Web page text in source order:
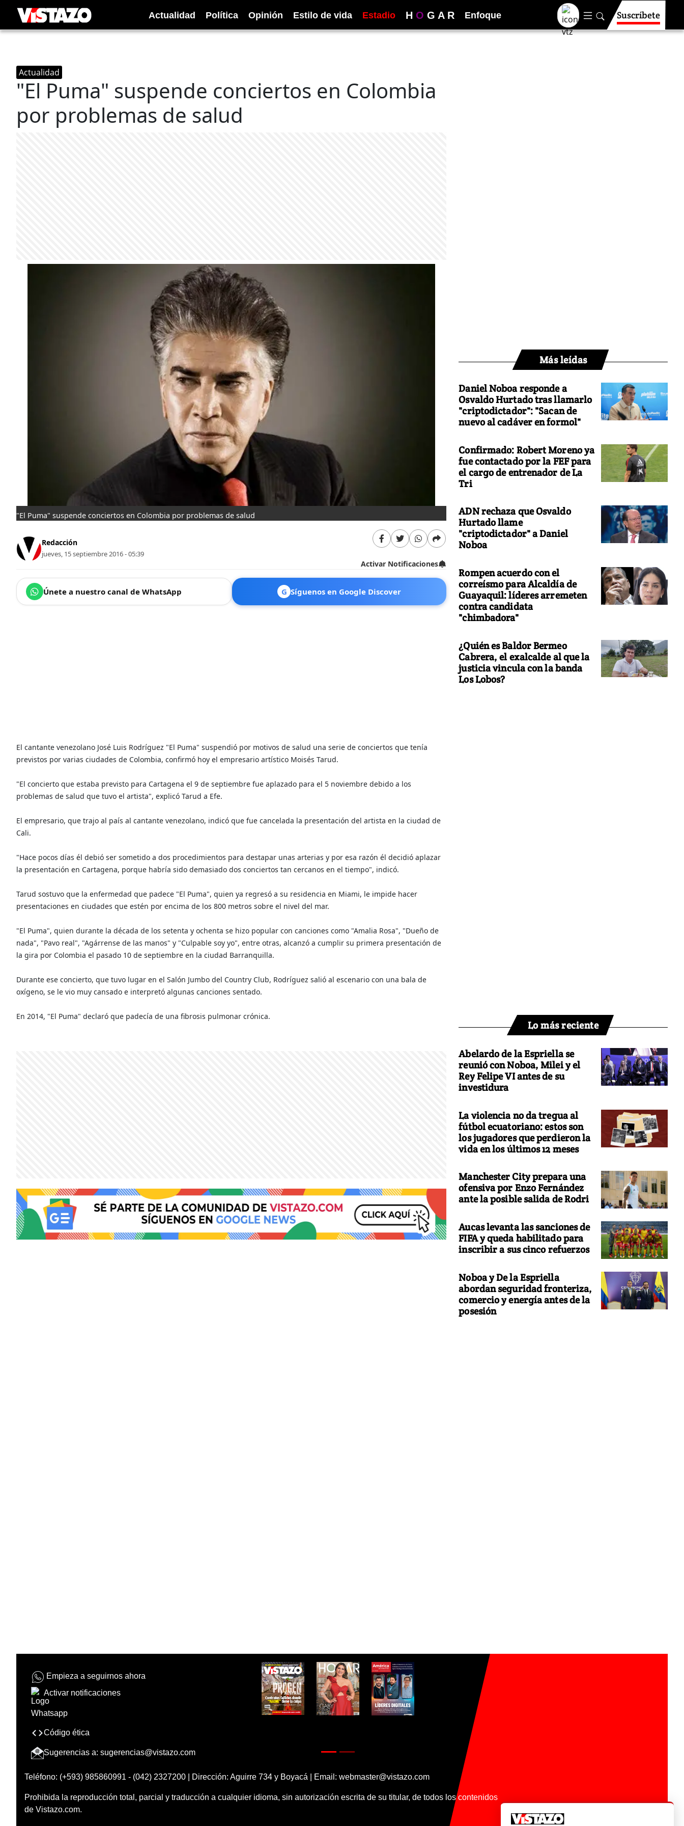
Actualidad Política Opinión Estilo de vida Estadio H O G A R Enfoque Suscríbete
Actualidad
"El Puma" suspende conciertos en Colombia
por problemas de salud
"El Puma" suspende conciertos en Colombia por problemas de salud
Redacción
jueves, 15 septiembre 2016 - 05:39
Activar Notificaciones
Únete a nuestro canal de WhatsApp G Síguenos en Google Discover
El cantante venezolano José Luis Rodríguez "El Puma" suspendió por motivos de salud una serie de conciertos que tenía
previstos por varias ciudades de Colombia, confirmó hoy el empresario artístico Moisés Tarud.
"El concierto que estaba previsto para Cartagena el 9 de septiembre fue aplazado para el 5 noviembre debido a los
problemas de salud que tuvo el artista", explicó Tarud a Efe.
El empresario, que trajo al país al cantante venezolano, indicó que fue cancelada la presentación del artista en la ciudad de
Cali.
"Hace pocos días él debió ser sometido a dos procedimientos para destapar unas arterias y por esa razón él decidió aplazar
la presentación en Cartagena, porque habría sido demasiado dos conciertos tan cercanos en el tiempo", indicó.
Tarud sostuvo que la enfermedad que padece "El Puma", quien ya regresó a su residencia en Miami, le impide hacer
presentaciones en ciudades que estén por encima de los 800 metros sobre el nivel del mar.
"El Puma", quien durante la década de los setenta y ochenta se hizo popular con canciones como "Amalia Rosa", "Dueño de
nada", "Pavo real", "Agárrense de las manos" y "Culpable soy yo", entre otras, alcanzó a cumplir su primera presentación de
la gira por Colombia el pasado 10 de septiembre en la ciudad Barranquilla.
Durante ese concierto, que tuvo lugar en el Salón Jumbo del Country Club, Rodríguez salió al escenario con una bala de
oxígeno, se le vio muy cansado e interpretó algunas canciones sentado.
En 2014, "El Puma" declaró que padecía de una fibrosis pulmonar crónica.
Más leídas
Daniel Noboa responde a
Osvaldo Hurtado tras llamarlo
"criptodictador": "Sacan de
nuevo al cadáver en formol"
Confirmado: Robert Moreno ya
fue contactado por la FEF para
el cargo de entrenador de La
Tri
ADN rechaza que Osvaldo
Hurtado llame
"criptodictador" a Daniel
Noboa
Rompen acuerdo con el
correísmo para Alcaldía de
Guayaquil: líderes arremeten
contra candidata
"chimbadora"
¿Quién es Baldor Bermeo
Cabrera, el exalcalde al que la
justicia vincula con la banda
Los Lobos?
Lo más reciente
Abelardo de la Espriella se
reunió con Noboa, Milei y el
Rey Felipe VI antes de su
investidura
La violencia no da tregua al
fútbol ecuatoriano: estos son
los jugadores que perdieron la
vida en los últimos 12 meses
Manchester City prepara una
ofensiva por Enzo Fernández
ante la posible salida de Rodri
Aucas levanta las sanciones de
FIFA y queda habilitado para
inscribir a sus cinco refuerzos
Noboa y De la Espriella
abordan seguridad fronteriza,
comercio y energía antes de la
posesión
Empieza a seguirnos ahora
Activar notificaciones
Código ética
Sugerencias a: sugerencias@vistazo.com
Teléfono: (+593) 985860991 - (042) 2327200 | Dirección: Aguirre 734 y Boyacá | Email: webmaster@vistazo.com
Prohibida la reproducción total, parcial y traducción a cualquier idioma, sin autorización escrita de su titular, de todos los contenidos
de Vistazo.com.